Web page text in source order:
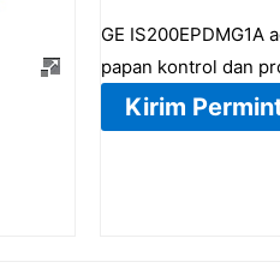
GE
papan kontrol dan
Kirim